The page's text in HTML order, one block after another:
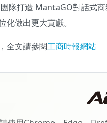
隊打造 MantaGO對話式
化做出更大貢獻。
全文請參閱工商時報網站